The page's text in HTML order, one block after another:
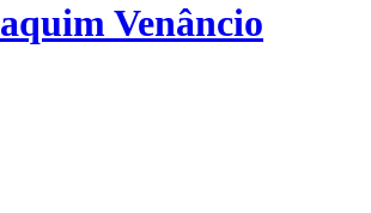
Venâncio